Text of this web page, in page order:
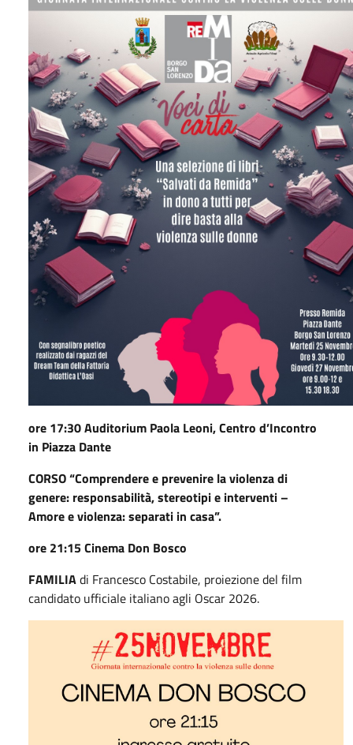
ore 17:30 Auditorium Paola Leoni, Centro d’Incontro
in Piazza Dante
CORSO “Comprendere e prevenire la violenza di
genere: responsabilità, stereotipi e interventi –
Amore e violenza: separati in casa”.
ore 21:15 Cinema Don Bosco
FAMILIAdi Francesco Costabile, proiezione del film
candidato ufficiale italiano agli Oscar 2026.